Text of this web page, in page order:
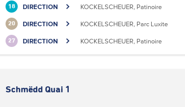
18 DIRECTION KOCKELSCHEUER, Patinoire
20 DIRECTION KOCKELSCHEUER, Parc Luxite
27 DIRECTION KOCKELSCHEUER, Patinoire
Schmëdd Quai 1